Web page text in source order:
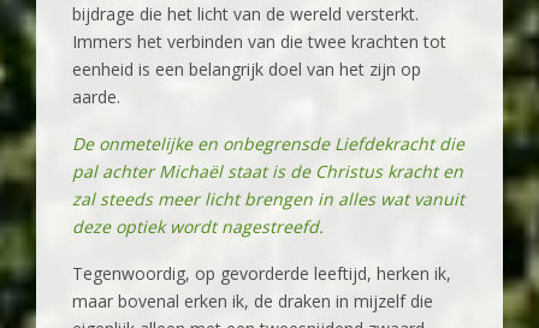
bijdrage die het licht van de wereld versterkt.
Immers het verbinden van die twee krachten tot
eenheid is een belangrijk doel van het zijn op
aarde.
De onmetelijke en onbegrensde Liefdekracht die
pal achter Michaël staat is de Christus kracht en
zal steeds meer licht brengen in alles wat vanuit
deze optiek wordt nagestreefd.
Tegenwoordig, op gevorderde leeftijd, herken ik,
maar bovenal erken ik, de draken in mijzelf die